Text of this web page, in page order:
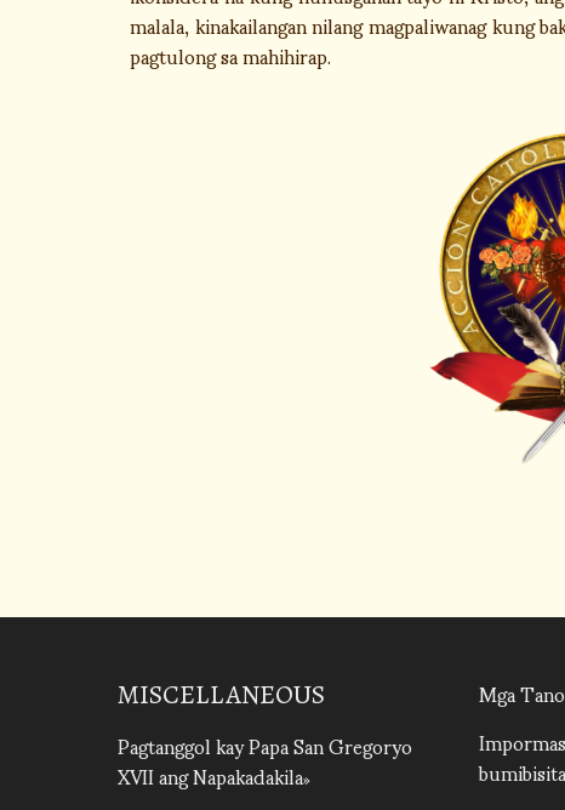
malala, kinakailangan nilang magpaliwanag kung
pagtulong sa mahihirap.
MISCELLANEOUS
Pagtanggol kay Papa San Gregoryo
XVII ang Napakadakila
Mga